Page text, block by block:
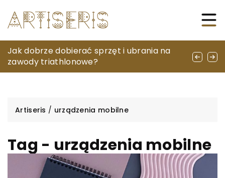
Jak przygotować się do podróży z małym
dzieckiem?
Jak dobrze dobierać sprzęt i ubrania na
zawody triathlonowe?
Jak wybrać idealne kolczyki ślubne
dopasowane do stylu panny młodej
Artiseris / urządzenia mobilne
Tag - urządzenia mobilne